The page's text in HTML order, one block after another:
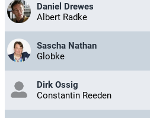
Daniel Drewes
Albert Radke
Sascha Nathan
Globke
Dirk Ossig
Constantin Reeden